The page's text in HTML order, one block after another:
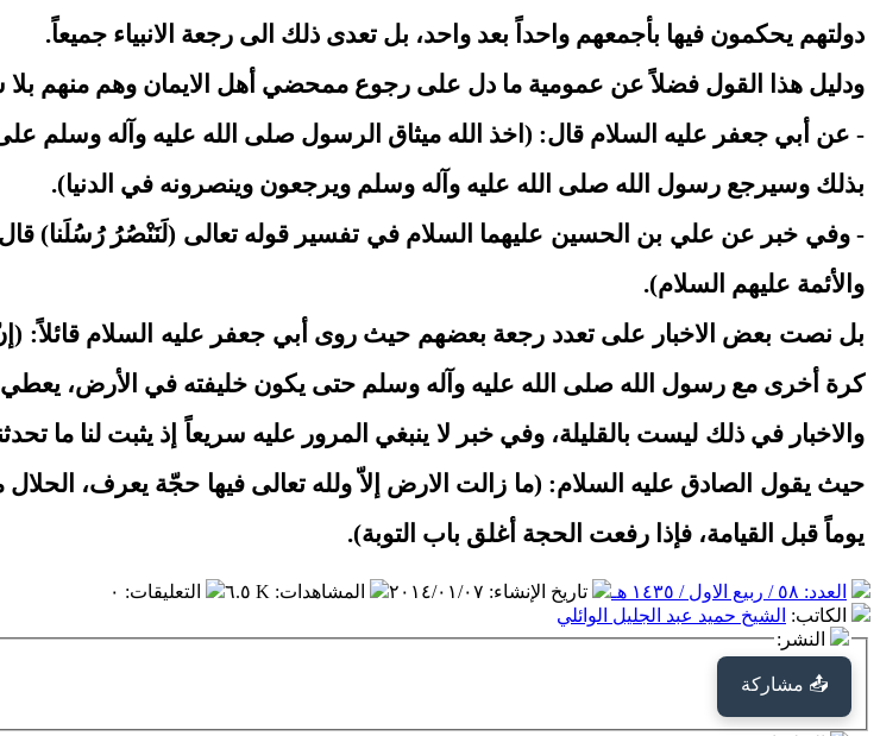
دولتهم يحكمون فيها بأجمعهم واحداً بعد واحد، بل تعدى ذلك الى رجعة الانبياء جميعاً.
ودليل هذا القول فضلاً عن عمومية ما دل على رجوع ممحضي أهل الايمان وهم منهم بلا
- عن أبي جعفر عليه السلام قال: (اخذ الله ميثاق الرسول صلى الله عليه وآله وسلم
بذلك وسيرجع رسول الله صلى الله عليه وآله وسلم ويرجعون وينصرونه في الدنيا).
- وفي خبر عن علي بن الحسين عليهما السلام في تفسير قوله تعالى (لَنَنْصُرُ رُسُلَنا)
والأئمة عليهم السلام).
بل نصت بعض الاخبار على تعدد رجعة بعضهم حيث روى أبي جعفر عليه السلام قائلاً:
كرة أخرى مع رسول الله صلى الله عليه وآله وسلم حتى يكون خليفته في الأرض، يعطي
والاخبار في ذلك ليست بالقليلة، وفي خبر لا ينبغي المرور عليه سريعاً إذ يثبت لنا ما
حيث يقول الصادق عليه السلام: (ما زالت الارض إلاّ ولله تعالى فيها حجّة يعرف،
يوماً قبل القيامة، فإذا رفعت الحجة أغلق باب التوبة).
العدد: ٥٨ / ربيع الاول / ١٤٣٥ هـ تاريخ الإنشاء: ٢٠١٤/٠١/٠٧ المشاهدات: ٦.٥ K التعليقات: ٠
الكاتب: الشيخ حميد عبد الجليل الوائلي
النشر:
📤 مشاركة